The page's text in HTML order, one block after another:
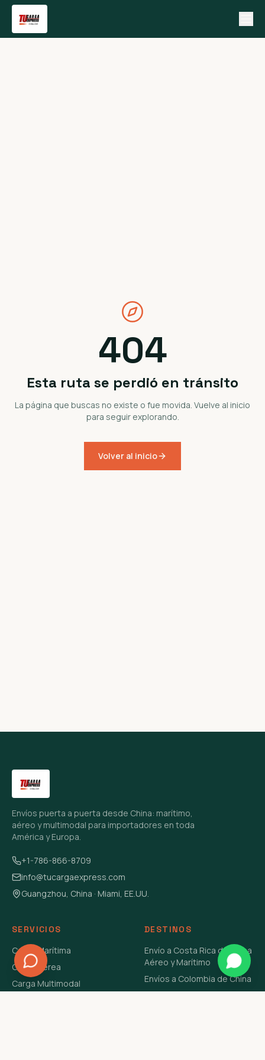
404
Esta ruta se perdió en tránsito
La página que buscas no existe o fue movida. Vuelve al inicio
para seguir explorando.
Volver al inicio
Envíos puerta a puerta desde China: marítimo,
aéreo y multimodal para importadores en toda
América y Europa.
+1-786-866-8709
info@tucargaexpress.com
Guangzhou, China · Miami, EE.UU.
SERVICIOS
Carga Marítima
Carga Aérea
Carga Multimodal
DESTINOS
Envío a Costa Rica de China
Aéreo y Marítimo
Envíos a Colombia de China